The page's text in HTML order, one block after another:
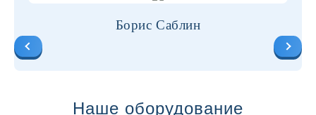
Борис Саблин
Наше оборудование